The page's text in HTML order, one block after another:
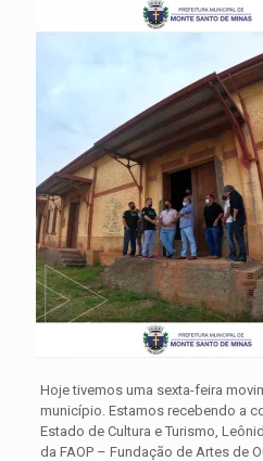
Hoje tivemos uma sexta-feira
município. Estamos recebendo a
Estado de Cultura e Turismo,
da FAOP – Fundação de Artes de